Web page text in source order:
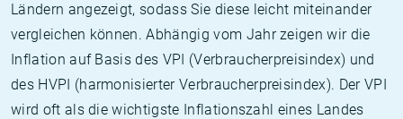
Ländern angezeigt, sodass Sie diese leicht miteinander
vergleichen können. Abhängig vom Jahr zeigen wir die
Inflation auf Basis des VPI (Verbraucherpreisindex) und
des HVPI (harmonisierter Verbraucherpreisindex). Der VPI
wird oft als die wichtigste Inflationszahl eines Landes